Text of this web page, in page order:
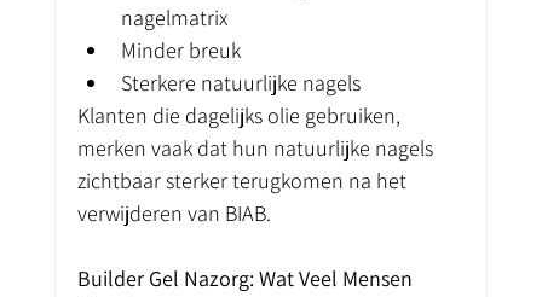
nagelmatrix
Minder breuk
Sterkere natuurlijke nagels
Klanten die dagelijks olie gebruiken,
merken vaak dat hun natuurlijke nagels
zichtbaar sterker terugkomen na het
verwijderen van BIAB.
Builder Gel Nazorg: Wat Veel Mensen